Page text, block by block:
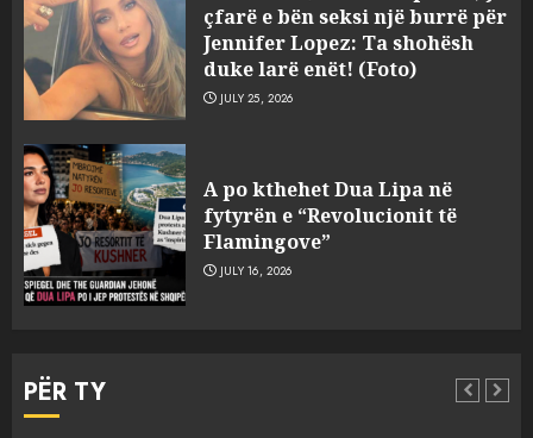
çfarë e bën seksi një burrë për
Jennifer Lopez: Ta shohësh
duke larë enët! (Foto)
JULY 25, 2026
A po kthehet Dua Lipa në
fytyrën e “Revolucionit të
Flamingove”
JULY 16, 2026
PËR TY
3
racist në rrjetet sociale ndaj
gazetarit grek me origjinë
shqiptare: Je mysafir këtu,
nuk duhet të flasësh!
burgosur përfundojnë në